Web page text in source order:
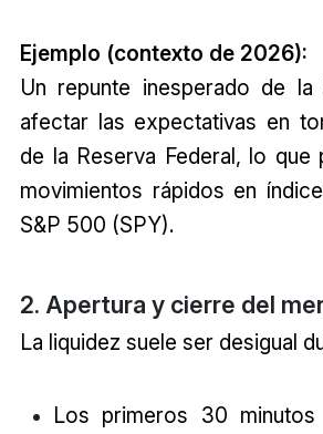
Ejemplo (contexto de 2026):
Un repunte inesperado de la
afectar las expectativas en
de la Reserva Federal, lo que
movimientos rápidos en
S&P 500 (SPY).
2. Apertura y cierre del
La liquidez suele ser desigual
Los primeros 30